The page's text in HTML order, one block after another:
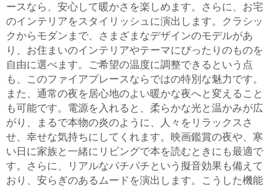
ースなら、安心して暖かさを楽しめます。さらに、お宅
のインテリアをスタイリッシュに演出します。クラシッ
クからモダンまで、さまざまなデザインのモデルがあ
り、お住まいのインテリアやテーマにぴったりのものを
自由に選べます。ご希望の温度に調整できるという点
も、このファイアプレースならではの特別な魅力です。
また、通常の夜を居心地のよい暖かな夜へと変えること
も可能です。電源を入れると、柔らかな光と温かみが広
がり、まるで本物の炎のように、人々をリラックスさ
せ、幸せな気持ちにしてくれます。映画鑑賞の夜や、寒
い日に家族と一緒にリビングで本を読むときにも最適で
す。さらに、リアルなパチパチという擬音効果も備えて
おり、安らぎのあるムードを演出します。こうした機能